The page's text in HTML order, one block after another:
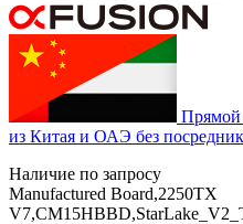
Прямой
из Китая и ОАЭ без
Наличие по запросу
Manufactured Board,2250TX